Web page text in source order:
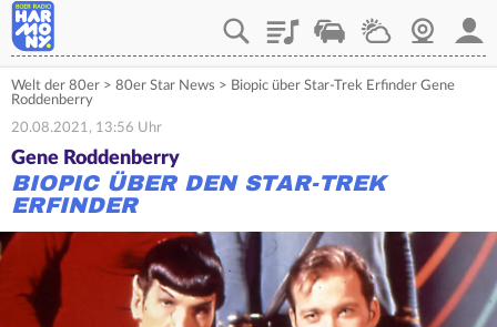
PlaylistVerkehrWetterWebcam
Welt der 80er > 80er Star News > Biopic über Star-Trek Erfinder Gene
Roddenberry
20.08.2021, 13:56 Uhr
Gene Roddenberry
BIOPIC ÜBER DEN STAR-TREK
ERFINDER